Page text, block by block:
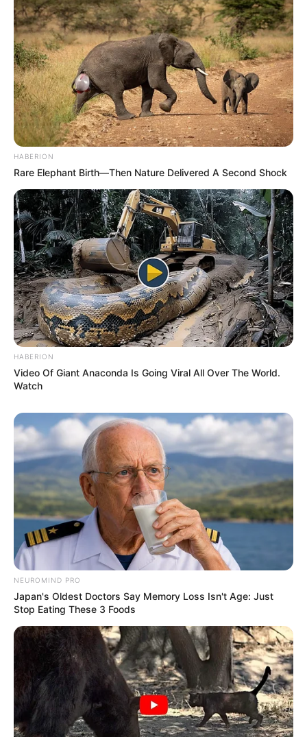
HABERION
Rare Elephant Birth—Then Nature Delivered A Second Shock
HABERION
Video Of Giant Anaconda Is Going Viral All Over The World.
Watch
NEUROMIND PRO
Japan's Oldest Doctors Say Memory Loss Isn't Age: Just
Stop Eating These 3 Foods